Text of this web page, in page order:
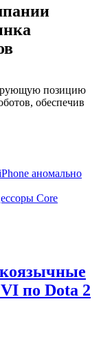
позицию
обеспечив
аномально
Core
по Dota 2